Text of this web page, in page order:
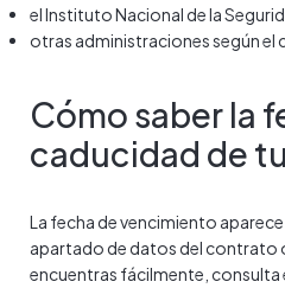
el Instituto Nacional de la
otras administraciones según el
Cómo saber la
caducidad de
La fecha de vencimiento aparece
apartado de datos del contrato
encuentras fácilmente, consulta